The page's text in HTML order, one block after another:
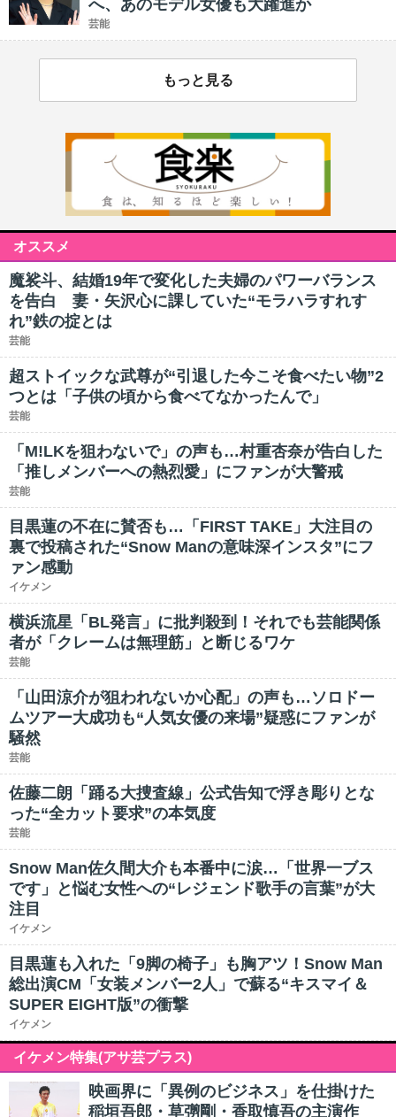
へ、あのモデル女優も大躍進か
芸能
もっと見る
オススメ
魔裟斗、結婚19年で変化した夫婦のパワーバランス
を告白 妻・矢沢心に課していた“モラハラすれす
れ”鉄の掟とは
芸能
超ストイックな武尊が“引退した今こそ食べたい物”2
つとは「子供の頃から食べてなかったんで」
芸能
「M!LKを狙わないで」の声も…村重杏奈が告白した
「推しメンバーへの熱烈愛」にファンが大警戒
芸能
目黒蓮の不在に賛否も…「FIRST TAKE」大注目の
裏で投稿された“Snow Manの意味深インスタ”にフ
ァン感動
イケメン
横浜流星「BL発言」に批判殺到！それでも芸能関係
者が「クレームは無理筋」と断じるワケ
芸能
「山田涼介が狙われないか心配」の声も…ソロドー
ムツアー大成功も“人気女優の来場”疑惑にファンが
騒然
芸能
佐藤二朗「踊る大捜査線」公式告知で浮き彫りとな
った“全カット要求”の本気度
芸能
Snow Man佐久間大介も本番中に涙…「世界一ブス
です」と悩む女性への“レジェンド歌手の言葉”が大
注目
イケメン
目黒蓮も入れた「9脚の椅子」も胸アツ！Snow Man
総出演CM「女装メンバー2人」で蘇る“キスマイ＆
SUPER EIGHT版”の衝撃
イケメン
イケメン特集(アサ芸プラス)
映画界に「異例のビジネス」を仕掛けた
稲垣吾郎・草彅剛・香取慎吾の主演作